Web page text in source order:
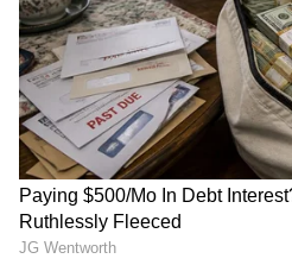
తెలంగాణ ప్రాంత ప్రలజ
LATEST VIDEOS
చీరను నేసిన సీఎం చంద్రబాబు
Chandrababu Chirala tour
Telugu